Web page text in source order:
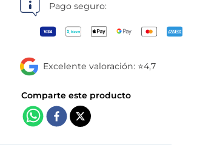
Pago seguro:
Excelente valoración: ⭐4,7